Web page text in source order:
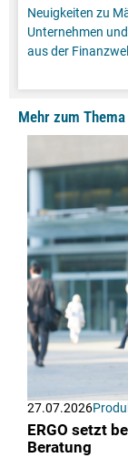
Neuigkeiten zu
Unternehmen
aus der
Mehr zum Thema
27.07.2026
ERGO setzt
Beratung